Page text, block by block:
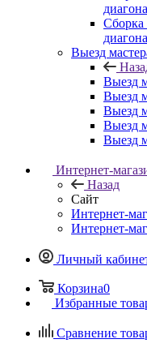
Сборка
Выезд
Выезд
Выезд
Выезд
Выезд
Выезд
Интернет-
Назад
Сайт
Интернет-
Интернет-
Личный
Корзина0
Избранные
Сравнение